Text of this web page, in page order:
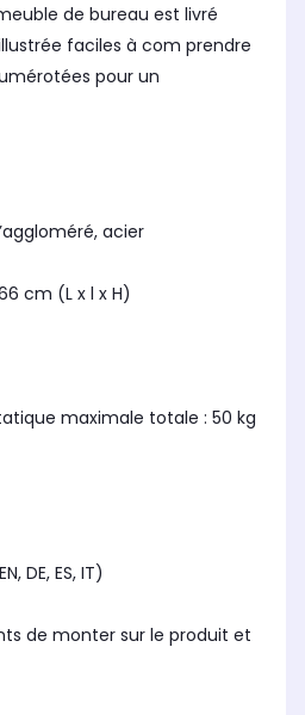
de bureau est livré
faciles à com prendre
pour un
acier
cm (L x l x H)
maximale totale : 50 kg
DE, ES, IT)
de monter sur le produit et